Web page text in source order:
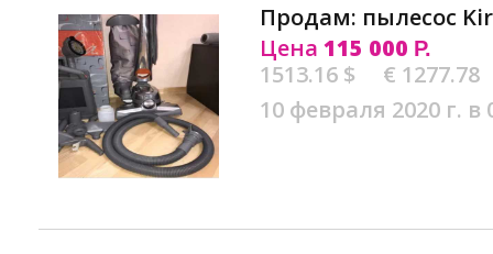
Продам: пылесос
Цена 115 000 Р.
1513.16 $
€ 1277.78
10 февраля 2020 г. в